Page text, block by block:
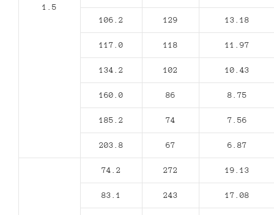
1.5
106.2
129 13.18
117.0 118 11.97
134.2 102 10.43
160.0 86 8.75
185.2 74 7.56
203.8 67 6.87
74.2 272 19.13
83.1 243 17.08